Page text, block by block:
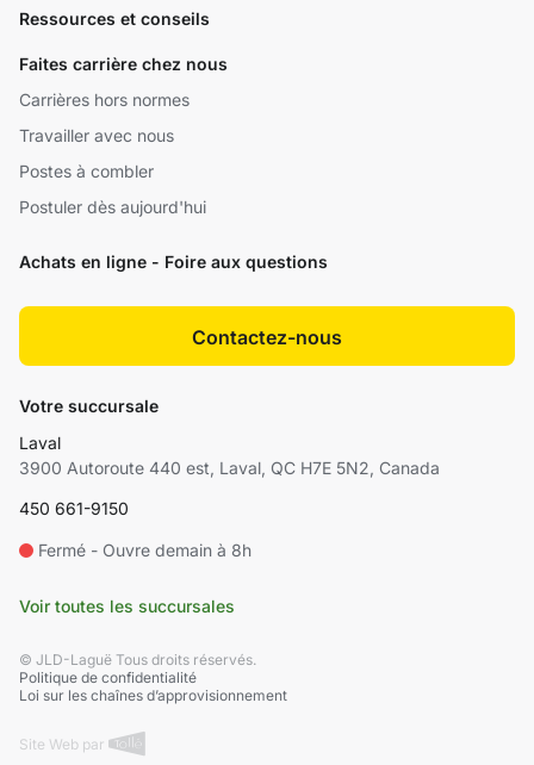
Ressources et conseils
Faites carrière chez nous
Carrières hors normes
Travailler avec nous
Postes à combler
Postuler dès aujourd'hui
Achats en ligne - Foire aux questions
Contactez-nous
Votre succursale
Laval
3900 Autoroute 440 est, Laval, QC H7E 5N2, Canada
450 661-9150
Fermé - Ouvre demain à 8h
Voir toutes les succursales
© JLD-Laguë Tous droits réservés.
Politique de confidentialité
Loi sur les chaînes d’approvisionnement
Site Web par